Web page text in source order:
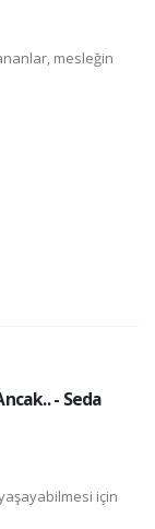
mesleğin
- Seda
için